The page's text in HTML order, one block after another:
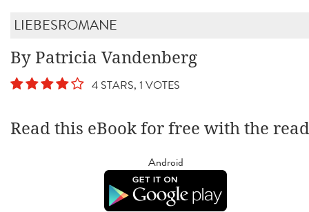
LIEBESROMANE
By Patricia Vandenberg
4 STARS, 1 VOTES
Read this eBook for free with the
Android